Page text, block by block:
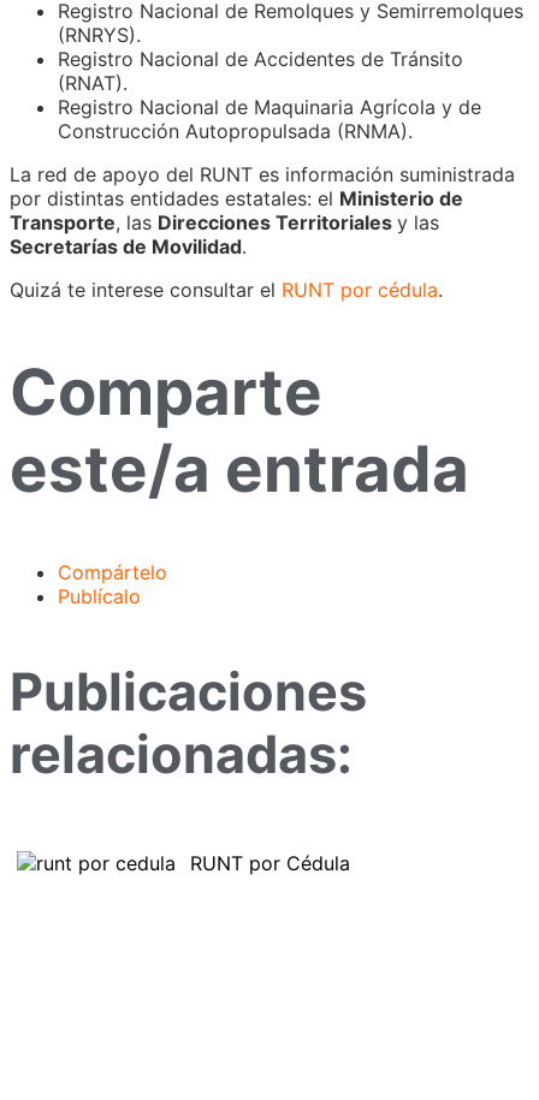
Registro Nacional de Remolques y Semirremolques
(RNRYS).
Registro Nacional de Accidentes de Tránsito
(RNAT).
Registro Nacional de Maquinaria Agrícola y de
Construcción Autopropulsada (RNMA).
La red de apoyo del RUNT es información suministrada
por distintas entidades estatales: el Ministerio de
Transporte, las Direcciones Territoriales y las
Secretarías de Movilidad.
Quizá te interese consultar el RUNT por cédula.
Comparte
este/a entrada
Compártelo
Publícalo
Publicaciones
relacionadas:
RUNT por Cédula